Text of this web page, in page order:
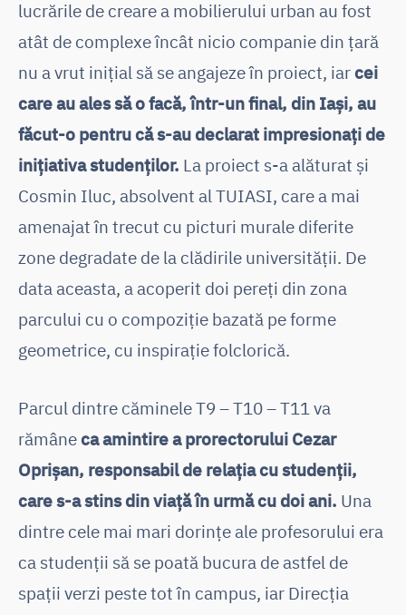
lucrările de creare a mobilierului urban au fost
atât de complexe încât nicio companie din țară
nu a vrut inițial să se angajeze în proiect, iarcei
care au ales să o facă, într-un final, din Iași, au
făcut-o pentru că s-au declarat impresionați de
inițiativa studenților. La proiect s-a alăturat și
Cosmin Iluc, absolvent al TUIASI, care a mai
amenajat în trecut cu picturi murale diferite
zone degradate de la clădirile universității. De
data aceasta, a acoperit doi pereți din zona
parcului cu o compoziție bazată pe forme
geometrice, cu inspirație folclorică.
Parcul dintre căminele T9 – T10 – T11 va
rămâneca amintire a prorectorului Cezar
Oprișan, responsabil de relația cu studenții,
care s-a stins din viață în urmă cu doi ani. Una
dintre cele mai mari dorințe ale profesorului era
ca studenții să se poată bucura de astfel de
spații verzi peste tot în campus, iar Direcția